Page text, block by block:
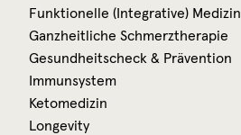
Funktionelle (Integrative) Medizin
Ganzheitliche Schmerztherapie
Gesundheitscheck & Prävention
Immunsystem
Ketomedizin
Longevity